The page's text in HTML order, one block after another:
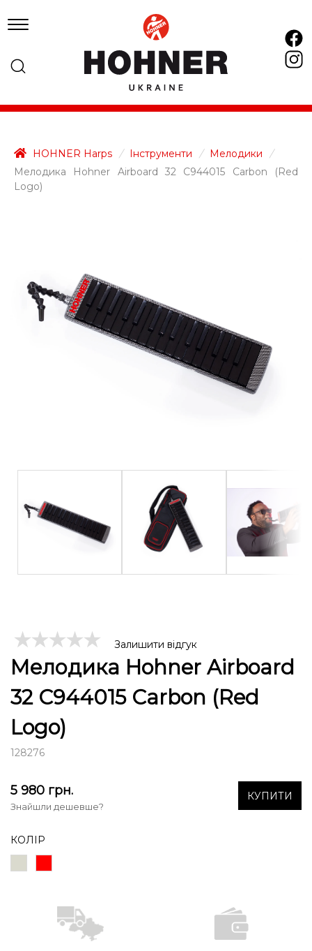
HOHNER Harps / Інструменти / Мелодики
/
Мелодика Hohner Airboard 32 C944015 Carbon (Red
Logo)
Залишити відгук
Мелодика Hohner Airboard
32 C944015 Carbon (Red
Logo)
128276
5 980 грн.
Знайшли дешевше?
КУПИТИ
КОЛІР